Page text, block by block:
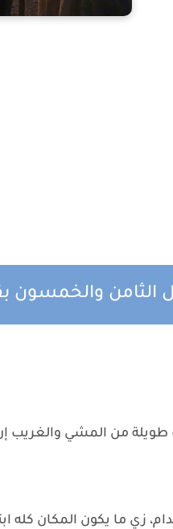
الثامن والخمسون
من المشي والغريب إن
زي ما يكون المكان